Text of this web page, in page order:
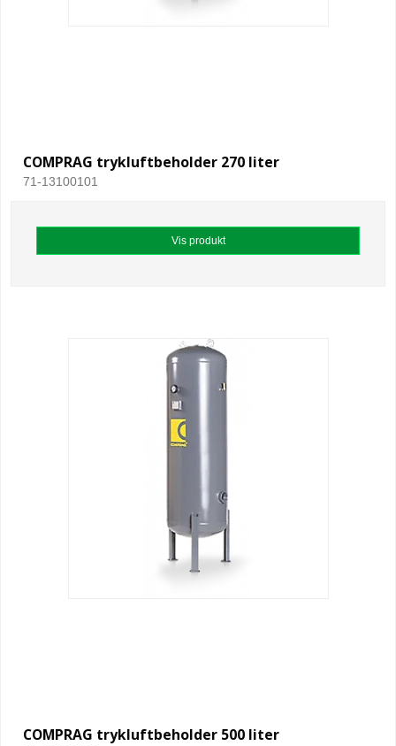
COMPRAG trykluftbeholder 270 liter
71-13100101
Vis produkt
COMPRAG trykluftbeholder 500 liter